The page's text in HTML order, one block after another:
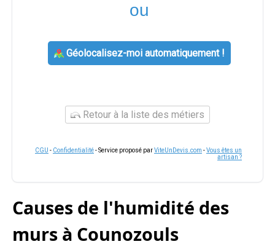
ou
Géolocalisez-moi automatiquement !
Retour à la liste des métiers
CGU - Confidentialité- Service proposé parViteUnDevis.com -Vous êtes un
artisan ?
Causes de l'humidité des
murs à Counozouls